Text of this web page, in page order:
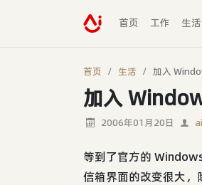
首页 工作 生活
首页 生活 加入
加入
2006年01月20日
等到了官方的
信箱界面的改变很大